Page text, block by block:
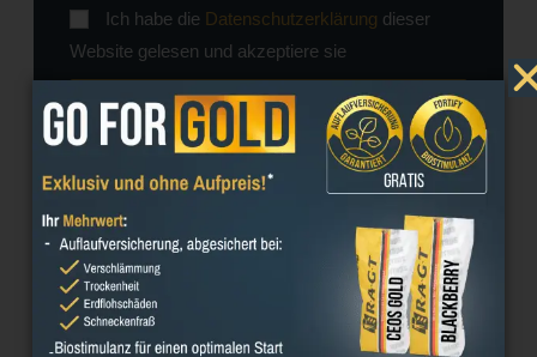
Ich habe die Datenschutzerklärung dieser
Website gelesen und akzeptiere sie
SENDEN
Teilen Sie diese Veranstaltung auf :
Facebook
LinkedIn